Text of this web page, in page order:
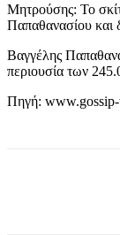
Μητρούσης: Το
Παπαθανασίου και
Βαγγέλης
περιουσία των
Πηγή: